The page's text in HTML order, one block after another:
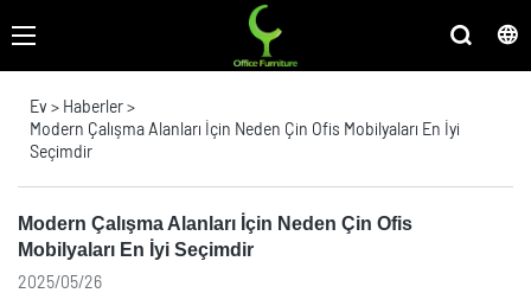
Ev > Haberler>
Modern Çalışma Alanları İçin Neden Çin Ofis Mobilyaları En İyi
Seçimdir
Modern Çalışma Alanları İçin Neden Çin Ofis
Mobilyaları En İyi Seçimdir
2025/05/26